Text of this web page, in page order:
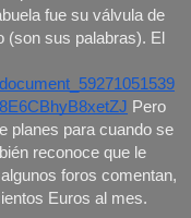
fue su válvula de
(son sus palabras). El
Pero
planes para cuando se
reconoce que le
foros comentan,
Euros al mes.